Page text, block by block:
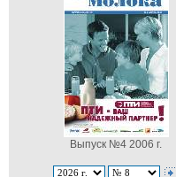
Выпуск №4 2006 г.